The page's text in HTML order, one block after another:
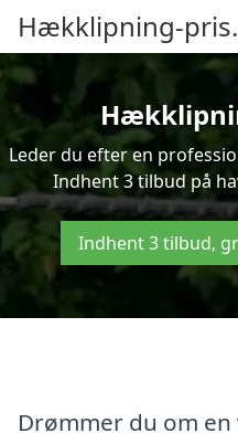
Hækklipning-
Leder du efter en
Indhent 3 tilbud på
Indhent 3 tilbud,
Drømmer du om